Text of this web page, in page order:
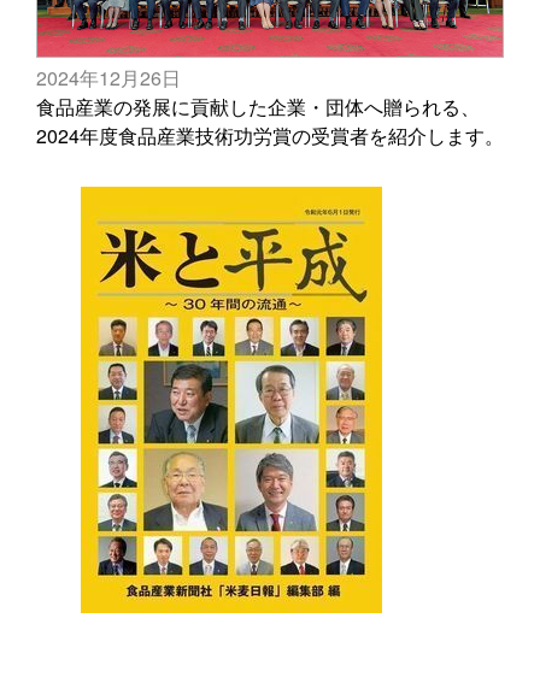
2024年12月26日
食品産業の発展に貢献した企業・団体へ贈られる、
2024年度食品産業技術功労賞の受賞者を紹介します。